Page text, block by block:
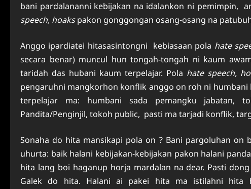
bani pardalananni kebijakan na idalankon ni pemimpin,
speech, hoakspakon gonggongan osang-osang na
Anggo ipardiatei hitasasintongni kebiasaan pola hate
secara benar) muncul hun tongah-tongah ni kaum
taridah das hubani kaum terpelajar. Pola hate speech,
pengaruhni mangkorhon konflik anggo on roh ni
terpelajar ma: humbani sada pemangku jabatan,
Pandita/Penginjil, tokoh public, pasti ma tarjadi konflik,
Sonaha do hita mansikapi pola on ? Bani pargoluhan
uhurta: baik halani kebijakan-kebijakan pakon halani
hita lang boi haganup horja mardalan na dear. Pasti
Galek do hita. Halani ai pakei hita ma istilahni hita